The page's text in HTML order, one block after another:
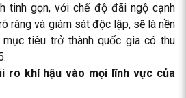
tinh gọn, với chế độ đãi ngộ cạnh
ràng và giám sát độc lập, sẽ là nền
tiêu trở thành quốc gia có thu
ro khí hậu vào mọi lĩnh vực của